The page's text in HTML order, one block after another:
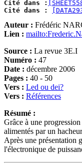
Cité dans :
Cité dans :
Auteur : Frédéric
Lien :
Source : La revue 3E.I
Numéro : 47
Date : décembre 2006
Pages : 40 - 50
Vers : Led ou dei?
Vers : Références
Résumé :
Grâce à une
alimentés par un
Après une présentation
l'électronique de